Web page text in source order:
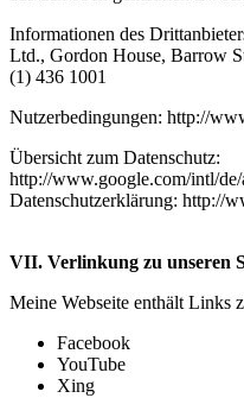
Informationen des
Ltd., Gordon House, Barrow
(1) 436 1001
Nutzerbedingungen: http://
Übersicht zum Datenschutz:
http://www.google.com/intl/
Datenschutzerklärung: http://
VII. Verlinkung zu unseren
Meine Webseite enthält Links
Facebook
YouTube
Xing